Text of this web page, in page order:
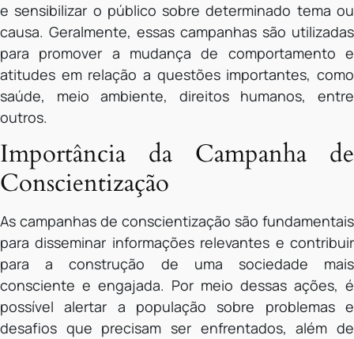
e sensibilizar o público sobre determinado tema ou
causa. Geralmente, essas campanhas são utilizadas
para promover a mudança de comportamento e
atitudes em relação a questões importantes, como
saúde, meio ambiente, direitos humanos, entre
outros.
Importância da Campanha de
Conscientização
As campanhas de conscientização são fundamentais
para disseminar informações relevantes e contribuir
para a construção de uma sociedade mais
consciente e engajada. Por meio dessas ações, é
possível alertar a população sobre problemas e
desafios que precisam ser enfrentados, além de